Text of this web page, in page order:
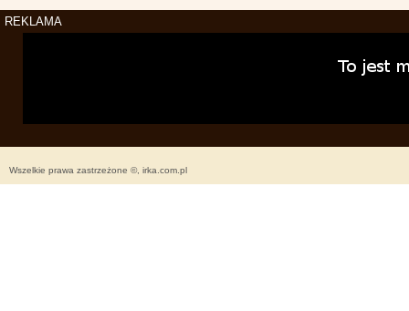
REKLAMA
Wszelkie prawa zastrzeżone ©, irka.com.pl